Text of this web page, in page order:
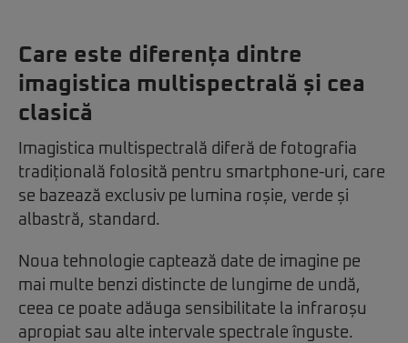
Care este diferența dintre
imagistica multispectrală și cea
clasică
Imagistica multispectrală diferă de fotografia
tradițională folosită pentru smartphone-uri, care
se bazează exclusiv pe lumina roșie, verde și
albastră, standard.
Noua tehnologie captează date de imagine pe
mai multe benzi distincte de lungime de undă,
ceea ce poate adăuga sensibilitate la infraroșu
apropiat sau alte intervale spectrale înguste.